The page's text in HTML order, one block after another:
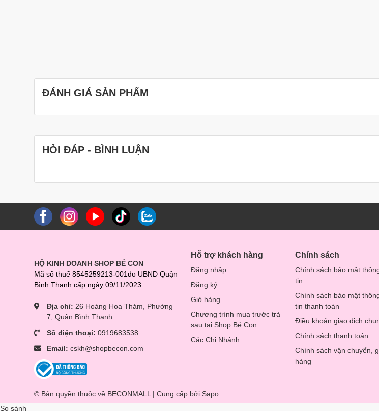
ĐÁNH GIÁ SẢN PHẨM
HỎI ĐÁP - BÌNH LUẬN
HỘ KINH DOANH SHOP BÉ CON
Mã số thuế 8545259213-001do UBND Quận
Bình Thạnh cấp ngày 09/11/2023.
Địa chỉ: 26 Hoàng Hoa Thám, Phường
7, Quận Bình Thạnh
Số điện thoại: 0919683538
Email: cskh@shopbecon.com
Hỗ trợ khách hàng
Đăng nhập
Đăng ký
Giỏ hàng
Chương trình mua trước trả
sau tại Shop Bé Con
Các Chi Nhánh
Chính sách
Chính sách bảo mật
tin
Chính sách bảo mật
tin thanh toán
Điều khoản giao dịch
Chính sách thanh toán
Chính sách vận chuyển,
hàng
© Bản quyền thuộc về BECONMALL | Cung cấp bởi Sapo
So sánh